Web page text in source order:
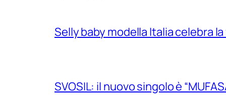
Selly baby modella Italia celebra
SVOSIL: il nuovo singolo è